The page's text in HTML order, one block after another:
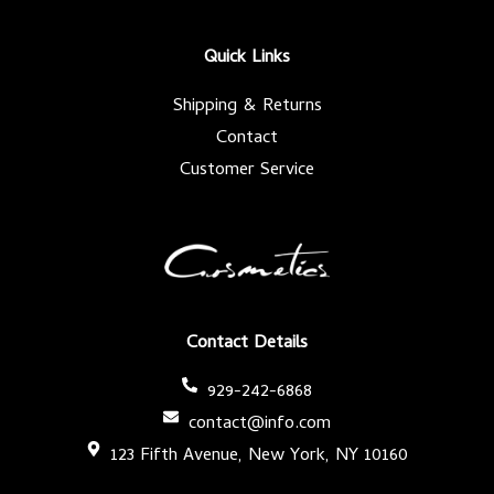
Contact Details
929-242-6868
contact@info.com
123 Fifth Avenue, New York, NY 10160
Quick Links
Shipping & Returns
Contact
Customer Service